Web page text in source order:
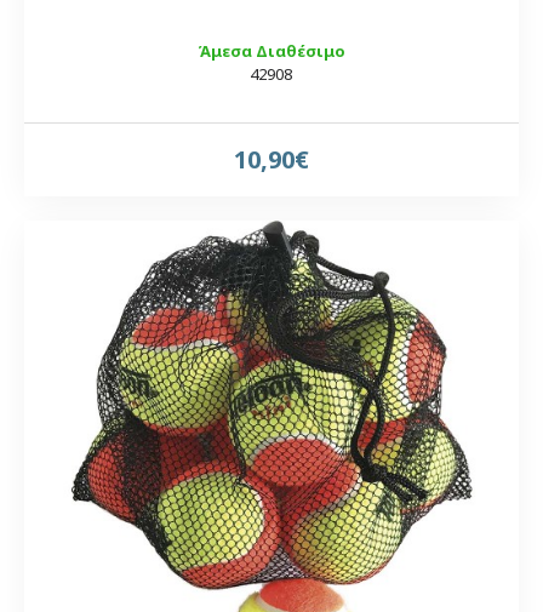
Άμεσα Διαθέσιμο
42908
10,90€